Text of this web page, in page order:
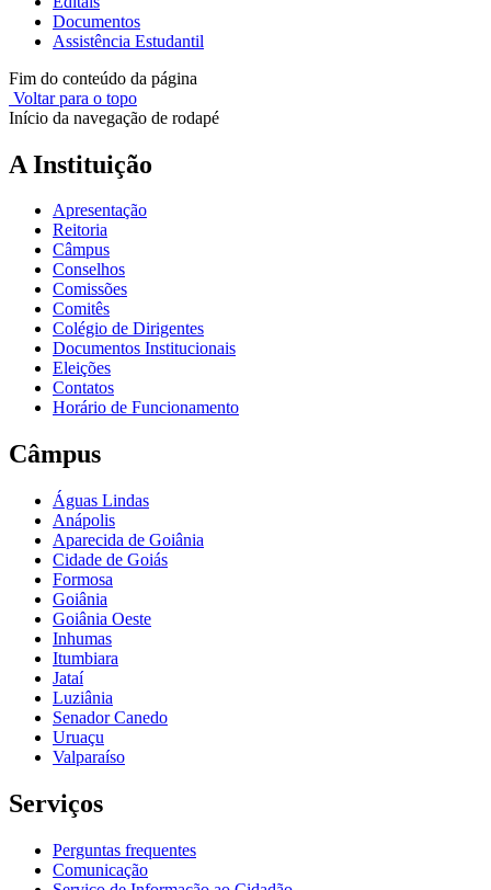
Documentos
Assistência Estudantil
Fim do conteúdo da página
Voltar para o topo
Início da navegação de rodapé
A Instituição
Apresentação
Reitoria
Câmpus
Conselhos
Comissões
Comitês
Colégio de Dirigentes
Documentos Institucionais
Eleições
Contatos
Horário de Funcionamento
Câmpus
Águas Lindas
Anápolis
Aparecida de Goiânia
Cidade de Goiás
Formosa
Goiânia
Goiânia Oeste
Inhumas
Itumbiara
Jataí
Luziânia
Senador Canedo
Uruaçu
Valparaíso
Serviços
Perguntas frequentes
Comunicação